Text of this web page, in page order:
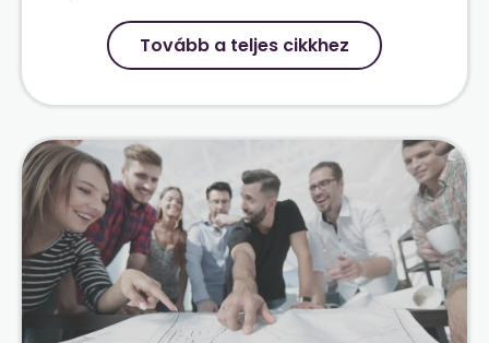
Tovább a teljes cikkhez